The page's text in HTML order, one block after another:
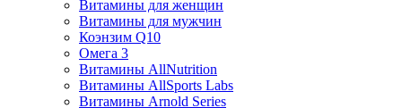
Витамины для женщин
Витамины для мужчин
Коэнзим Q10
Омега 3
Витамины AllNutrition
Витамины AllSports Labs
Витамины Arnold Series